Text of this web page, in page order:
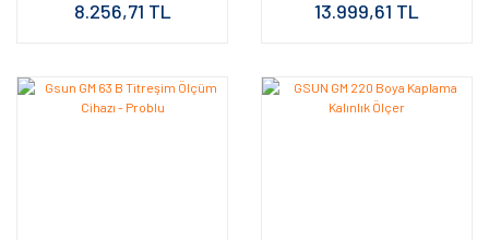
8.256,71 TL 13.999,61 TL